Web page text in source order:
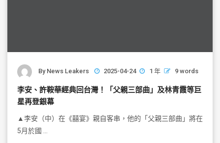
By News Leakers 2025-04-24 1 年 9 words
李安、許鞍華經典回台灣！「父親三部曲」及林青霞等巨
星再登銀幕
▲李安（中）在《囍宴》親自客串，他的「父親三部曲」將在
5月於國 …